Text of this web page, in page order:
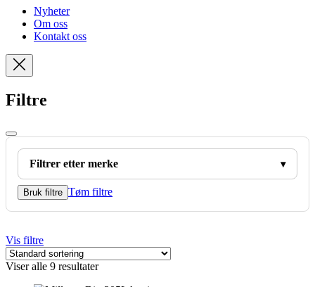
Nyheter
Om oss
Kontakt oss
Filtre
Filtrer etter merke
Bruk filtre Tøm filtre
Vis filtre
Viser alle 9 resultater